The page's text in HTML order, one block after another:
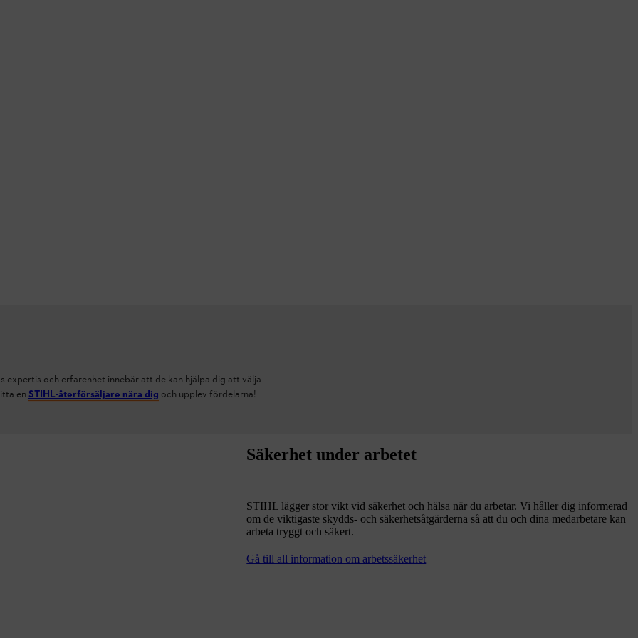
och erfarenhet innebär att de kan hjälpa dig att välja
en STIHL-återförsäljare nära dig och upplev fördelarna!
Säkerhet under arbetet
STIHL lägger stor vikt vid säkerhet och hälsa när du arbetar. Vi håller dig informerad
om de viktigaste skydds- och säkerhetsåtgärderna så att du och dina medarbetare kan
arbeta tryggt och säkert.
Gå till all information om arbetssäkerhet